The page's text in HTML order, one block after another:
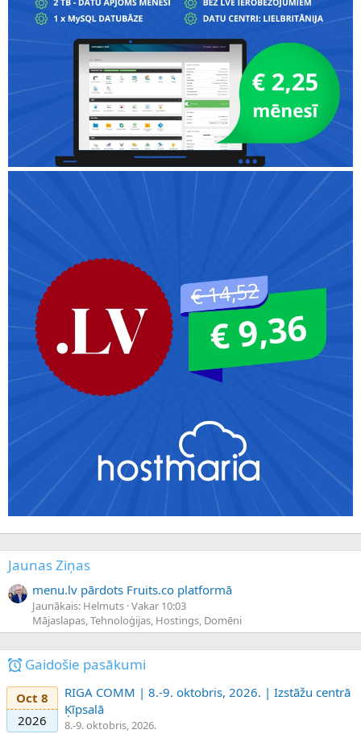
Jaunas Ziņas
menu.lv pārdots Fruits.co platformā
Jaunākais: Helmuts Vakar 10:03
Mājaslapas, Tehnoloģijas, Hostings, Domēni
Gaidošie pasākumi
Oct 8
2026
RIGA COMM | 8.-9. oktobris, 2026. | Izstāžu centrā
Ķīpsalā
8.-9. oktobris, 2026.